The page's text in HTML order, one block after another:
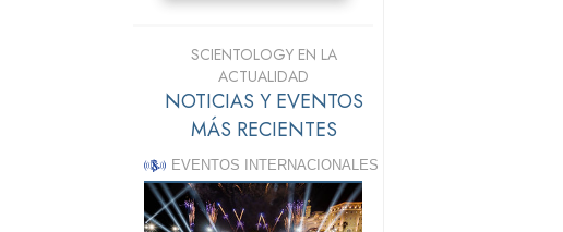
SCIENTOLOGY EN LA
ACTUALIDAD
NOTICIAS Y EVENTOS
MÁS RECIENTES
EVENTOS INTERNACIONALES